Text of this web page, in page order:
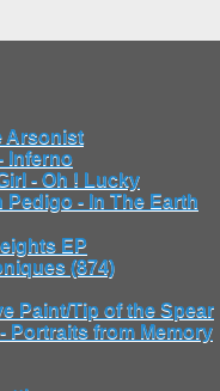
Arsonist
Inferno
- Oh ! Lucky
Pedigo - In The Earth
EP
(874)
Paint/Tip of the Spear
Portraits from Memory